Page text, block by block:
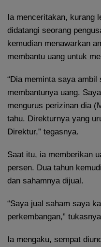
Ia menceritakan, kurang
didatangi seorang
kemudian menawarkan
membantu uang untuk
“Dia meminta saya
membantunya uang.
mengurus perizinan dia
tahu. Direkturnya yang
Direktur,” tegasnya.
Saat itu, ia memberikan
persen. Dua tahun
dan sahamnya dijual.
“Saya jual saham saya
perkembangan,”
Ia mengaku, sempat